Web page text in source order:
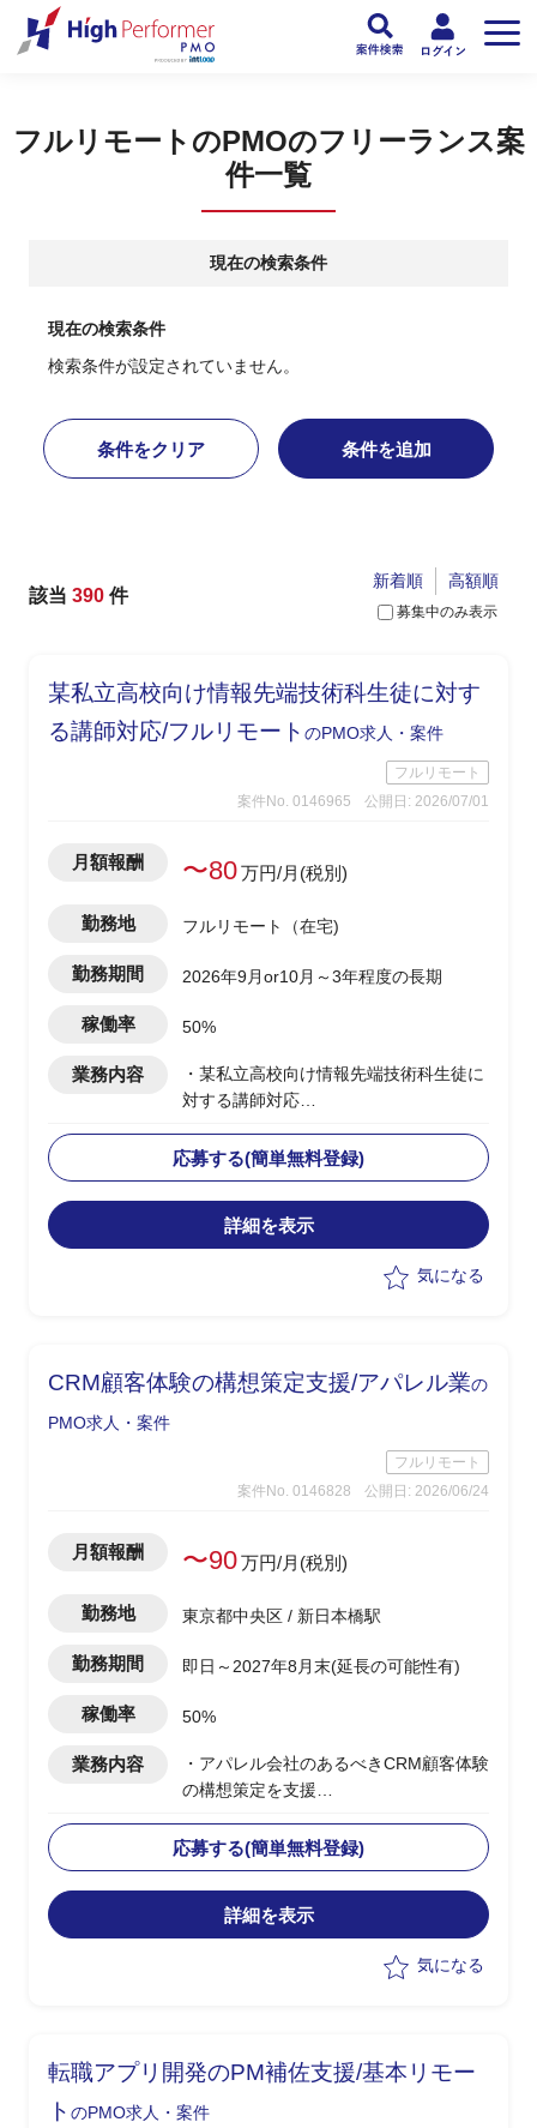
フルリモートのPMOのフリーランス案
件一覧
現在の検索条件
現在の検索条件
検索条件が設定されていません。
条件をクリア 条件を追加
該当 390 件
募集中のみ表示
新着順 高額順
某私立高校向け情報先端技術科生徒に対す
る講師対応/フルリモート のPMO求人・案件
フルリモート
案件No. 0146965
公開日: 2026/07/01
月額報酬 〜80万円/月(税別)
勤務地 フルリモート（在宅)
勤務期間 2026年9月or10月～3年程度の長期
稼働率 50%
業務内容
・某私立高校向け情報先端技術科生徒に
対する講師対応
ィ、AI/金融工学(高校生向けのため企業
におけるお金の話)、情報Ⅰ
・授業日：月曜(9:40～12:40、13:15～
15:30)、水曜(9:40～12:00)
・その他、授業に使うコンテンツの制作
基礎レベルを教え、学生に興味を持たせ
応募する(簡単無料登録)
詳細を表示
気になる
CRM顧客体験の構想策定支援/アパレル業の
PMO求人・案件
フルリモート
案件No. 0146828
公開日: 2026/06/24
月額報酬 〜90万円/月(税別)
勤務地 東京都中央区 / 新日本橋駅
勤務期間 即日～2027年8月末(延長の可能性有)
稼働率 50%
業務内容
・アパレル会社のあるべきCRM顧客体験
の構想策定を支援
内の主要メンバーの方と合意形成した上
で
OMO機能を含めたあるべき姿を具体化
・幹部の合意を得るために、ユーザー調
て、
どの商品ジャンルで市場ポジションを狙
応募する(簡単無料登録)
詳細を表示
気になる
転職アプリ開発のPM補佐支援/基本リモー
ト のPMO求人・案件